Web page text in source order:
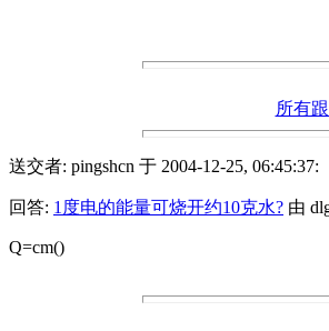
所有
送交者: pingshcn 于 2004-12-25, 06:45:37:
回答: 1度电的能量可烧开约10克水? 由
Q=cm()